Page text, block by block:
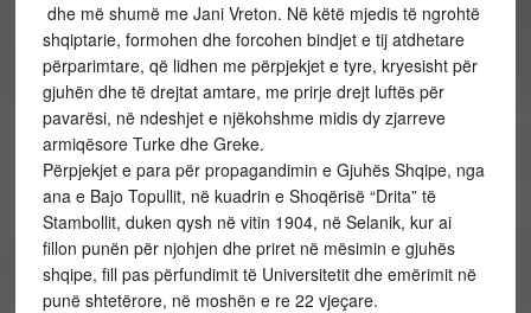
dhe më shumë me Jani Vreton. Në këtë mjedis të ngrohtë
shqiptarie, formohen dhe forcohen bindjet e tij atdhetare
përparimtare, që lidhen me përpjekjet e tyre, kryesisht për
gjuhën dhe të drejtat amtare, me prirje drejt luftës për
pavarësi, në ndeshjet e njëkohshme midis dy zjarreve
armiqësore Turke dhe Greke.
Përpjekjet e para për propagandimin e Gjuhës Shqipe, nga
ana e Bajo Topullit, në kuadrin e Shoqërisë “Drita” të
Stambollit, duken qysh në vitin 1904, në Selanik, kur ai
fillon punën për njohjen dhe priret në mësimin e gjuhës
shqipe, fill pas përfundimit të Universitetit dhe emërimit në
punë shtetërore, në moshën e re 22 vjeçare.